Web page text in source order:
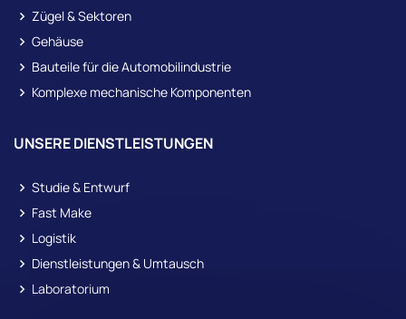
Zügel & Sektoren
Gehäuse
Bauteile für die Automobilindustrie
Komplexe mechanische Komponenten
UNSERE DIENSTLEISTUNGEN
Studie & Entwurf
Fast Make
Logistik
Dienstleistungen & Umtausch
Laboratorium